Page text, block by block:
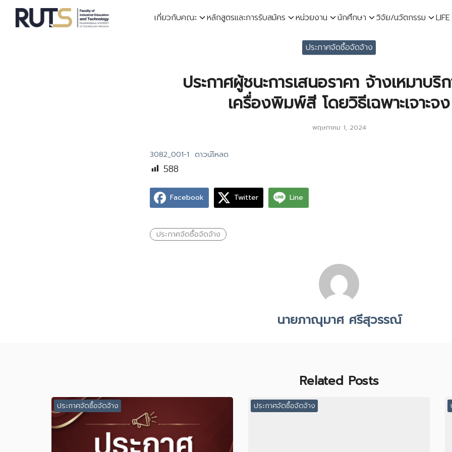
content
เกี่ยวกับคณะ หลักสูตรและการรับสมัคร หน่วยงาน นักศึกษา วิจัย/นวัตกรรม
ประกาศจัดซื้อจัดจ้าง
ประกาศผู้ชนะการเสนอราคา จ้างเหมาบริ
เครื่องพิมพ์สี โดยวิธีเฉพาะเจาะจง
พฤษภาคม 1, 2024
3082_001-1 ดาวน์โหลด
588
Facebook Twitter Line
ประกาศจัดซื้อจัดจ้าง
นายภาณุมาศ ศรีสุวรรณ์
Related Posts
ประกาศจัดซื้อจัดจ้าง ประกาศจัดซื้อจัดจ้าง